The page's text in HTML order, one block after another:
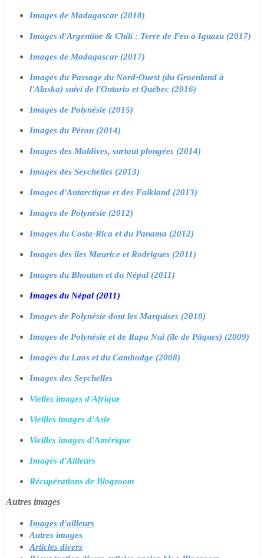
Images de Madagascar (2018)
Images d'Argentine & Chili : Terre de Feu à Iguazu (2017)
Images de Madagascar (2017)
Images du Passage du Nord-Ouest (du Groenland à
l'Alaska) suivi de l'Ontario et Québec (2016)
Images de Polynésie (2015)
Images du Pérou (2014)
Images des Maldives, surtout plongées (2014)
Images des Seychelles (2013)
Images d'Antarctique et des Falkland (2013)
Images de Polynésie (2012)
Images du Costa-Rica et du Panama (2012)
Images des îles Maurice et Rodrigues (2011)
Images du Bhoutan et du Népal (2011)
Images du Népal (2011)
Images de Polynésie dont les Marquises (2010)
Images de Polynésie et de Rapa Nui (île de Pâques) (2009)
Images du Laos et du Cambodge (2008)
Images des Seychelles
Vielles images d'Afrique
Vieilles images d'Asie
Vieilles images d'Amérique
Images d'Ailleurs
Récupérations de Blogzoom
Autres images
Images d'ailleurs
Autres images
Articles divers